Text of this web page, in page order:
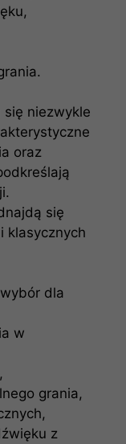
się niezwykle
oraz
się
klasycznych
dla
w
grania,
z